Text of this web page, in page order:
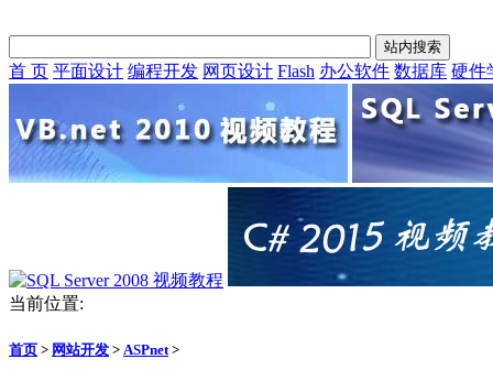
首 页 平面设计 编程开发 网页设计 Flash 办公软件 数据库 硬件
当前位置:
首页 > 网站开发 > ASPnet>